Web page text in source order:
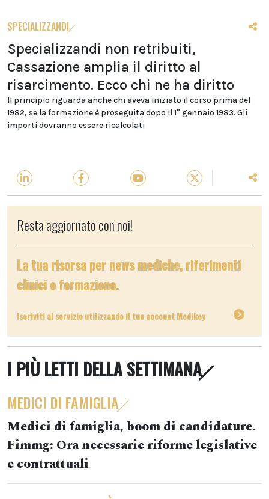
SPECIALIZZANDI
Specializzandi non retribuiti,
Cassazione amplia il diritto al
risarcimento. Ecco chi ne ha diritto
Il principio riguarda anche chi aveva iniziato il corso prima del
1982, se la formazione è proseguita dopo il 1° gennaio 1983. Gli
importi dovranno essere ricalcolati
Resta aggiornato con noi!
La tua risorsa per news mediche, riferimenti
clinici e formazione.
Iscriviti al servizio utilizzando il tuo account Medikey
I PIÙ LETTI DELLA SETTIMANA
MEDICI DI FAMIGLIA
Medici di famiglia, boom di candidature.
Fimmg: Ora necessarie riforme legislative
e contrattuali